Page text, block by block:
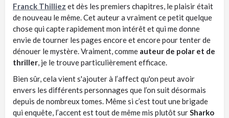
Franck Thilliez et dès les premiers chapitres, le plaisir était
de nouveau le même. Cet auteur a vraiment ce petit quelque
chose qui capte rapidement mon intérêt et qui me donne
envie de tourner les pages encore et encore pour tenter de
dénouer le mystère. Vraiment, comme auteur de polar et de
thriller , je le trouve particulièrement efficace.
Bien sûr, cela vient s'ajouter à l’affect qu'on peut avoir
envers les différents personnages que l’on suit désormais
depuis de nombreux tomes. Même si c’est tout une brigade
qui enquête, l’accent est tout de même mis plutôt sur Sharko